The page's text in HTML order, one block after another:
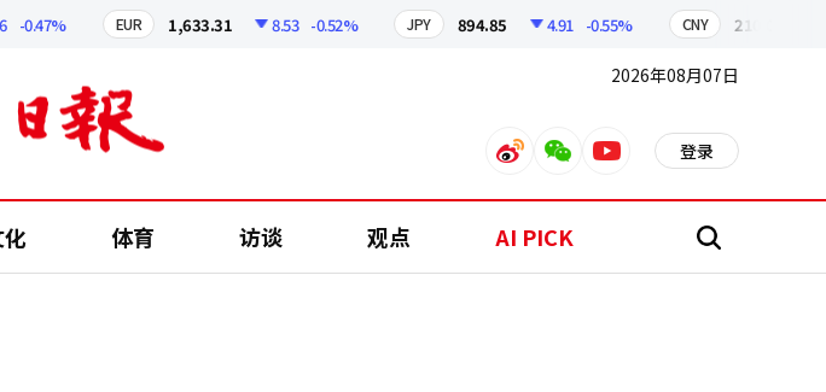
EUR 1,633.31 8.53 -0.52% JPY 894.85 4.91 -0.55% CNY 210.05
2026年08月07日
weiboweixinyoutube 登录
体育 访谈 观点 AI PICK 搜